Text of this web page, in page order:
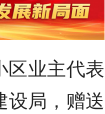
区业主代表
设局，赠送